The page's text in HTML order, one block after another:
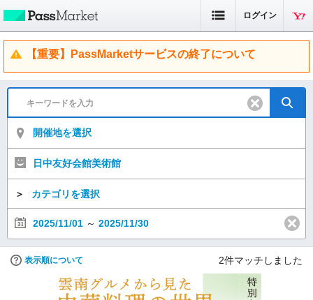
ログイン
【重要】PassMarketサービスの終了について
開催地を選択
日中友好会館美術館
＞ カテゴリを選択
2025/11/01 ～ 2025/11/30
表示順について 2件マッチしました